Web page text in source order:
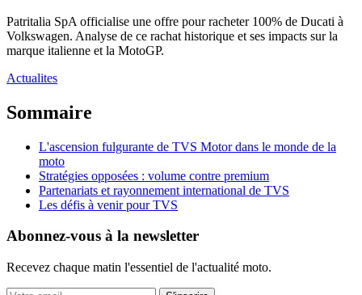
Patritalia SpA officialise une offre pour racheter 100% de Ducati à
Volkswagen. Analyse de ce rachat historique et ses impacts sur la
marque italienne et la MotoGP.
Actualites
Sommaire
L'ascension fulgurante de TVS Motor dans le monde de la
moto
Stratégies opposées : volume contre premium
Partenariats et rayonnement international de TVS
Les défis à venir pour TVS
Abonnez-vous à la newsletter
Recevez chaque matin l'essentiel de l'actualité moto.